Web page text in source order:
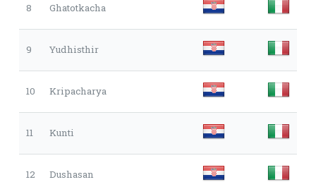
8 Ghatotkacha
9 Yudhisthir
10 Kripacharya
11 Kunti
12 Dushasan